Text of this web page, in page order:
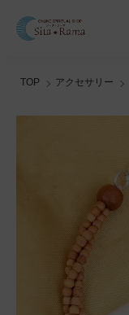
TOP アクセサリー